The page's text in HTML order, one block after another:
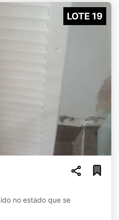
LOTE 19
no estado que se